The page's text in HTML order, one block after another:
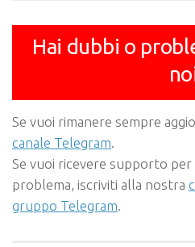
Hai dubbi o
Se vuoi rimanere sempre
canale Telegram.
Se vuoi ricevere supporto per
problema, iscriviti alla nostra
gruppo Telegram.